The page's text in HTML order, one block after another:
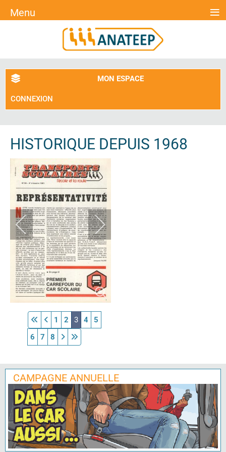
MON ESPACE
CONNEXION
HISTORIQUE DEPUIS 1968
1 2 3 4
5
6
7 8
CAMPAGNE ANNUELLE
Menu ≡